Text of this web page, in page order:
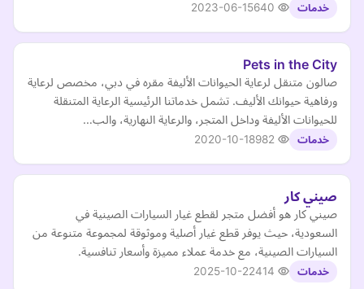
خدمات 2023-06-15
Pets in the City
صالون متنقل لرعاية الحيوانات الأليفة مقره في دبي، مخصص لرعاية
ورفاهية حيوانك الأليف. تشمل خدماتنا الرئيسية الرعاية المتنقلة
للحيوانات الأليفة وداخل المتجر، والرعاية النهارية، والب…
خدمات 2020-10-18
صيني كار
صيني كار هو أفضل متجر لقطع غيار السيارات الصينية في
السعودية، حيث يوفر قطع غيار أصلية وموثوقة لمجموعة متنوعة من
السيارات الصينية، مع خدمة عملاء مميزة وأسعار تنافسية.
خدمات 2025-10-22